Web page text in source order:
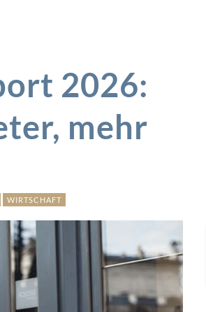
2026:
mehr
WIRTSCHAFT